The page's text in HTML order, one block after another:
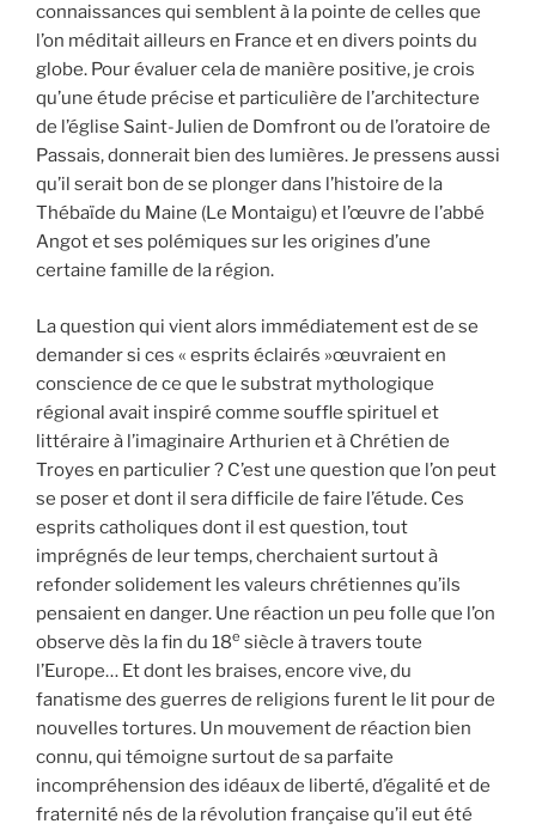
connaissances qui semblent à la pointe de celles que
l’on méditait ailleurs en France et en divers points du
globe. Pour évaluer cela de manière positive, je crois
qu’une étude précise et particulière de l’architecture
de l’église Saint-Julien de Domfront ou de l’oratoire de
Passais, donnerait bien des lumières. Je pressens aussi
qu’il serait bon de se plonger dans l’histoire de la
Thébaïde du Maine (Le Montaigu) et l’œuvre de l’abbé
Angot et ses polémiques sur les origines d’une
certaine famille de la région.
La question qui vient alors immédiatement est de se
demander si ces « esprits éclairés »œuvraient en
conscience de ce que le substrat mythologique
régional avait inspiré comme souffle spirituel et
littéraire à l’imaginaire Arthurien et à Chrétien de
Troyes en particulier ? C’est une question que l’on peut
se poser et dont il sera difficile de faire l’étude. Ces
esprits catholiques dont il est question, tout
imprégnés de leur temps, cherchaient surtout à
refonder solidement les valeurs chrétiennes qu’ils
pensaient en danger. Une réaction un peu folle que l’on
observe dès la fin du 18e siècle à travers toute
l’Europe… Et dont les braises, encore vive, du
fanatisme des guerres de religions furent le lit pour de
nouvelles tortures. Un mouvement de réaction bien
connu, qui témoigne surtout de sa parfaite
incompréhension des idéaux de liberté, d’égalité et de
fraternité nés de la révolution française qu’il eut été